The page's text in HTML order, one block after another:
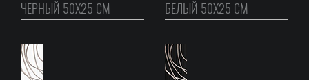
ЧЕРНЫЙ 50Х25 СМ
БЕЛЫЙ 50Х25 СМ